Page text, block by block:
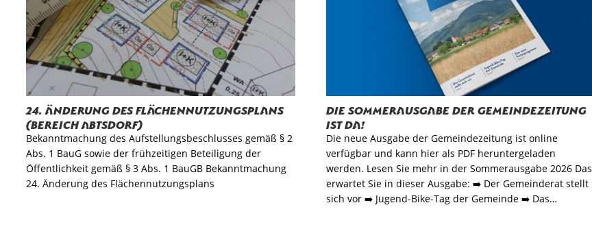
24. Änderung des Flächennutzungsplans
(Bereich Abtsdorf)
Bekanntmachung des Aufstellungsbeschlusses gemäß § 2
Abs. 1 BauG sowie der frühzeitigen Beteiligung der
Öffentlichkeit gemäß § 3 Abs. 1 BauGB Bekanntmachung
24. Änderung des Flächennutzungsplans
Die Sommerausgabe der Gemeindezeitung
ist da!
Die neue Ausgabe der Gemeindezeitung ist online
verfügbar und kann hier als PDF heruntergeladen
werden. Lesen Sie mehr in der Sommerausgabe 2026 Das
erwartet Sie in dieser Ausgabe: ➡️ Der Gemeinderat stellt
sich vor ➡️ Jugend-Bike-Tag der Gemeinde ➡️ Das…